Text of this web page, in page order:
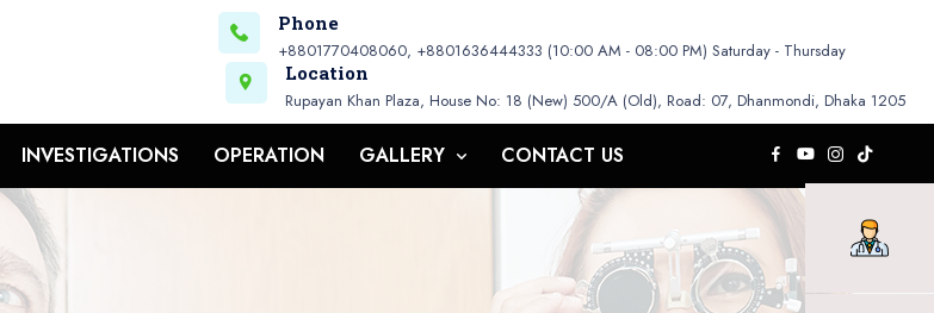
Phone
+8801770408060, +8801636444333 (10:00 AM - 08:00 PM) Saturday - Thursday
Location
Rupayan Khan Plaza, House No: 18 (New) 500/A (Old), Road: 07, Dhanmondi, Dhaka 1205
INVESTIGATIONS OPERATION GALLERY CONTACT US